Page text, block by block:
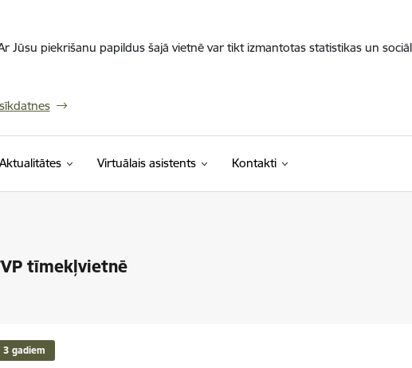
Jūsu piekrišanu papildus šajā vietnē var tikt izmantotas statistikas un
Aktualitātes Virtuālais asistents Kontakti
tīmekļvietnē
gadiem